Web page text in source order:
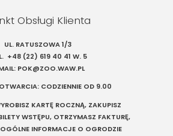
Obsługi Klienta
UL. RATUSZOWA 1/3
+48 (22) 619 40 41 W. 5
POK@ZOO.WAW.PL
CODZIENNIE OD 9.00
KARTĘ ROCZNĄ, ZAKUPISZ
WSTĘPU, OTRZYMASZ FAKTURĘ,
INFORMACJE O OGRODZIE